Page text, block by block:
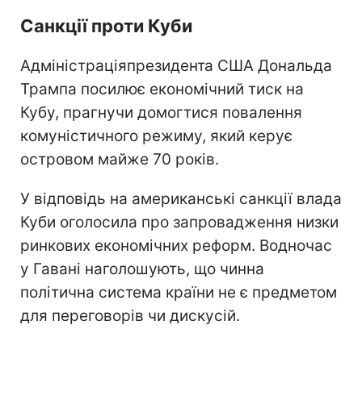
Санкції проти Куби
Адміністраціяпрезидента США Дональда
Трампа посилює економічний тиск на
Кубу, прагнучи домогтися повалення
комуністичного режиму, який керує
островом майже 70 років.
У відповідь на американські санкції влада
Куби оголосила про запровадження низки
ринкових економічних реформ. Водночас
у Гавані наголошують, що чинна
політична система країни не є предметом
для переговорів чи дискусій.